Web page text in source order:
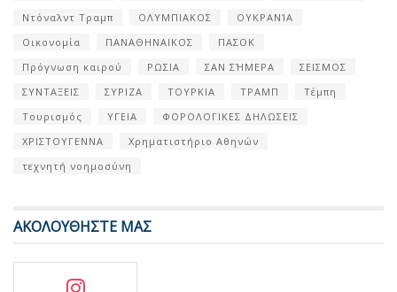
Ντόναλντ Τραμπ
ΟΛΥΜΠΙΑΚΟΣ
ΟΥΚΡΑΝΊΑ
Οικονομία
ΠΑΝΑΘΗΝΑΙΚΟΣ
ΠΑΣΟΚ
Πρόγνωση καιρού
ΡΩΣΙΑ ΣΑΝ ΣΉΜΕΡΑ
ΣΕΙΣΜΟΣ
ΣΥΝΤΑΞΕΙΣ
ΣΥΡΙΖΑ ΤΟΥΡΚΙΑ ΤΡΑΜΠ
Τέμπη
Τουρισμός
ΥΓΕΙΑ
ΦΟΡΟΛΟΓΙΚΕΣ ΔΗΛΩΣΕΙΣ
ΧΡΙΣΤΟΥΓΕΝΝΑ
Χρηματιστήριο Αθηνών
τεχνητή νοημοσύνη
ΑΚΟΛΟΥΘΗΣΤΕ ΜΑΣ